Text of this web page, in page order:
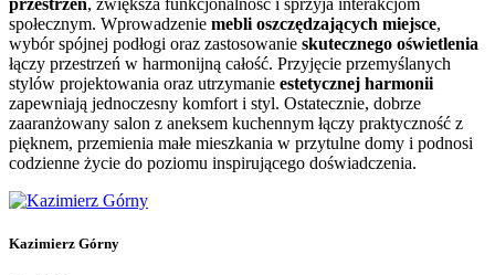
społecznym. Wprowadzenie mebli oszczędzających miejsce,
wybór spójnej podłogi oraz zastosowanie skutecznego oświetlenia
łączy przestrzeń w harmonijną całość. Przyjęcie przemyślanych
stylów projektowania oraz utrzymanie estetycznej harmonii
zapewniają jednoczesny komfort i styl. Ostatecznie, dobrze
zaaranżowany salon z aneksem kuchennym łączy praktyczność z
pięknem, przemienia małe mieszkania w przytulne domy i podnosi
codzienne życie do poziomu inspirującego doświadczenia.
Kazimierz Górny